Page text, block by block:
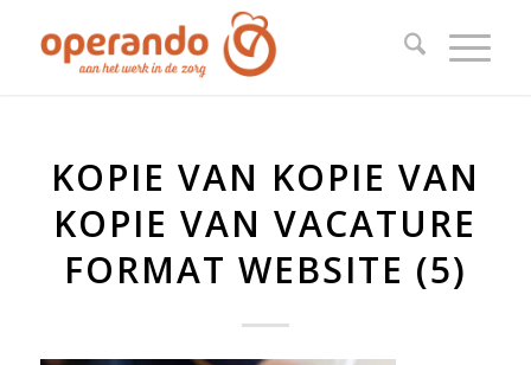
KOPIE VAN KOPIE VAN
KOPIE VAN VACATURE
FORMAT WEBSITE (5)